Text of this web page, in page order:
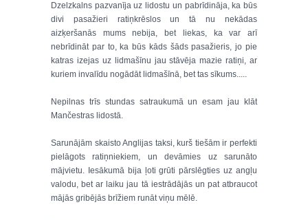
Dzelzkalns pazvanīja uz lidostu un pabrīdināja, ka būs
divi pasažieri ratiņkrēslos un tā nu nekādas
aizķeršanās mums nebija, bet liekas, ka var arī
nebrīdināt par to, ka būs kāds šāds pasažieris, jo pie
katras izejas uz lidmašīnu jau stāvēja mazie ratiņi, ar
kuriem invalīdu nogādāt lidmašīnā, bet tas sīkums.....
Nepilnas trīs stundas satraukumā un esam jau klāt
Mančestras lidostā.
Sarunājām skaisto Anglijas taksi, kurš tiešām ir perfekti
pielāgots ratiņniekiem, un devāmies uz sarunāto
mājvietu. Iesākumā bija ļoti grūti pārslēgties uz angļu
valodu, bet ar laiku jau tā iestrādājās un pat atbraucot
mājās gribējās brīžiem runāt viņu mēlē.